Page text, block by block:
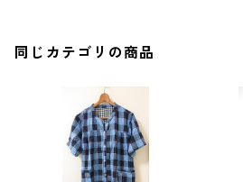
同じカテゴリの商品